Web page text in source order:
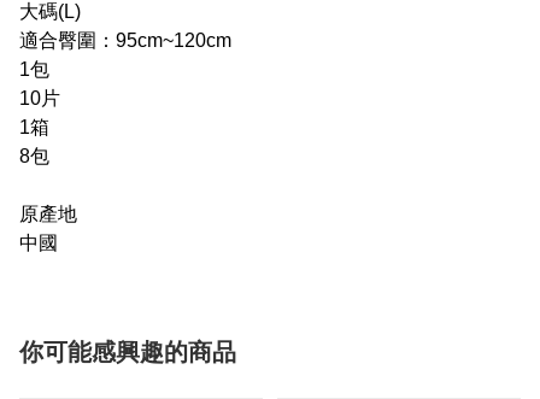
大碼(L)
適合臀圍：95cm~120cm
1包
10片
1箱
8包
原產地
中國
你可能感興趣的商品